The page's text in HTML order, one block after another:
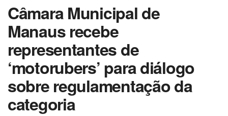
Câmara Municipal de
Manaus recebe
representantes de
‘motorubers’ para diálogo
sobre regulamentação da
categoria